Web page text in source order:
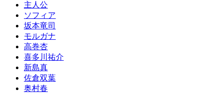
主人公
ソフィア
坂本竜司
モルガナ
高巻杏
喜多川祐介
新島真
佐倉双葉
奥村春